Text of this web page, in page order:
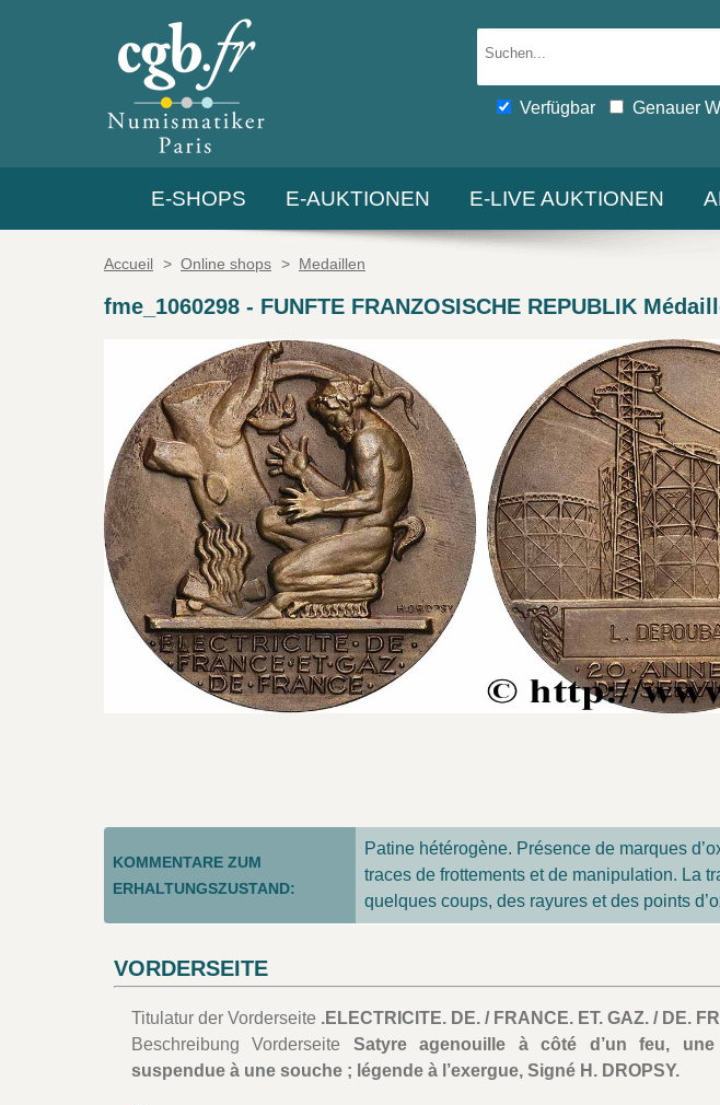
Verfügbar Genauer
E-SHOPS E-AUKTIONEN E-LIVE AUKTIONEN
Accueil > Online shops > Medaillen
fme_1060298 - FUNFTE FRANZOSISCHE REPUBLIK
KOMMENTARE ZUM
ERHALTUNGSZUSTAND:
Patine hétérogène. Présence de marques
traces de frottements et de manipulation. La
quelques coups, des rayures et des points
VORDERSEITE
Titulatur der Vorderseite .ELECTRICITE. DE. / FRANCE. ET. GAZ. / DE.
Beschreibung Vorderseite Satyre agenouille à côté d’un feu,
suspendue à une souche ; légende à l’exergue, Signé H. DROPSY.